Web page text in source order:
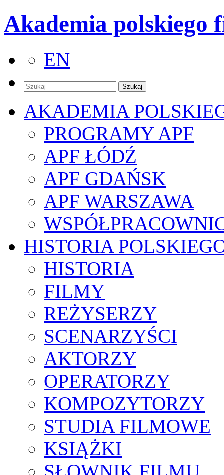
Akademia polskiego
EN
AKADEMIA
PROGRAMY APF
APF ŁÓDŹ
APF GDAŃSK
APF WARSZAWA
HISTORIA
HISTORIA
FILMY
REŻYSERZY
SCENARZYŚCI
AKTORZY
OPERATORZY
KOMPOZYTORZY
STUDIA FILMOWE
KSIĄŻKI